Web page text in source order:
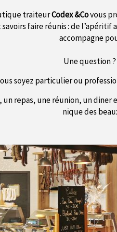
traiteurCodex &Covous
savoirs faire réunis : de
accompagne
Une question
soyez particulier ou
un repas, une réunion, un
nique des